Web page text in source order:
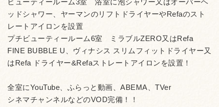
ビューティールーム3室 浴室に泡シャワー又はオーバーヘ
ッドシャワー、ヤーマンのリフトドライヤーやRefaのスト
レートアイロンを設置
プチビューティールーム6室 ミラブルZERO又はRefa
FINE BUBBLE U、ヴィナシス スリムフィットドライヤー又
はRefa ドライヤー&Refaストレートアイロンを設置！
全室にYouTube、ふらっと動画、ABEMA、TVer
シネマチャンネルなどのVOD完備！！